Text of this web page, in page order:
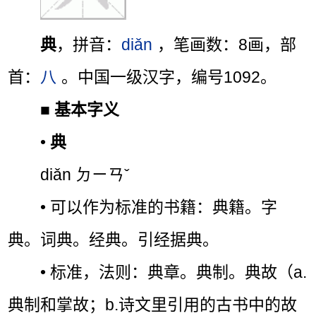
典，拼音： diǎn ，笔画数：8画，部
首： 八 。中国一级汉字，编号1092。
■基本字义
•典
diǎn ㄉㄧㄢˇ
• 可以作为标准的书籍：典籍。字
典。词典。经典。引经据典。
• 标准，法则：典章。典制。典故（a.
典制和掌故；b.诗文里引用的古书中的故